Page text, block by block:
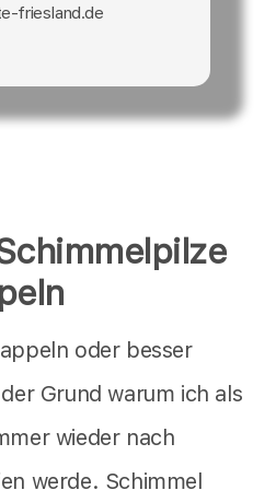
oder besser
Grund warum ich als
wieder nach
werde. Schimmel
friesland.de